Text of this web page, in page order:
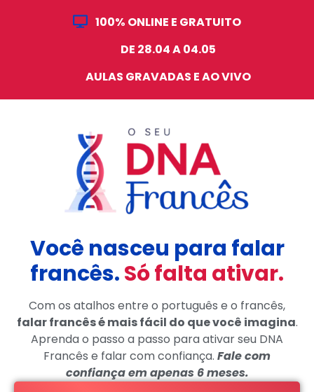
100% ONLINE E GRATUITO
DE 28.04 A 04.05
AULAS GRAVADAS E AO VIVO
Você nasceu para falar
francês.Só falta ativar.
Com os atalhos entre o português e o francês,
falar francês é mais fácil do que você imagina.
Aprenda o passo a passo para ativar seu DNA
Francês e falar com confiança. Fale com
confiança em apenas 6 meses.